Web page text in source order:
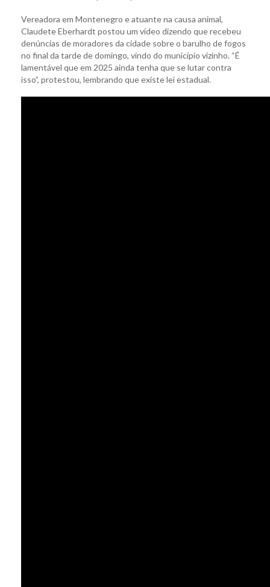
Vereadora em Montenegro e atuante na causa animal,
Claudete Eberhardt postou um vídeo dizendo que recebeu
denúncias de moradores da cidade sobre o barulho de fogos
no final da tarde de domingo, vindo do município vizinho. “É
lamentável que em 2025 ainda tenha que se lutar contra
isso”, protestou, lembrando que existe lei estadual.